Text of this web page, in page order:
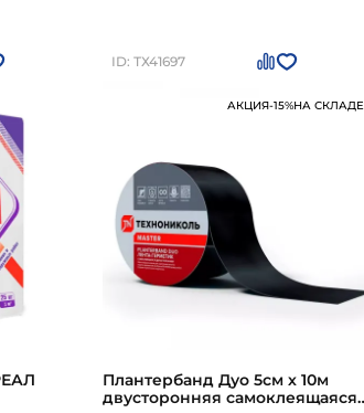
ID: ТХ41697
АКЦИЯ-15%НА СКЛАДЕ
Плантербанд Дуо 5см х 10м
двусторонняя самоклеящаяся